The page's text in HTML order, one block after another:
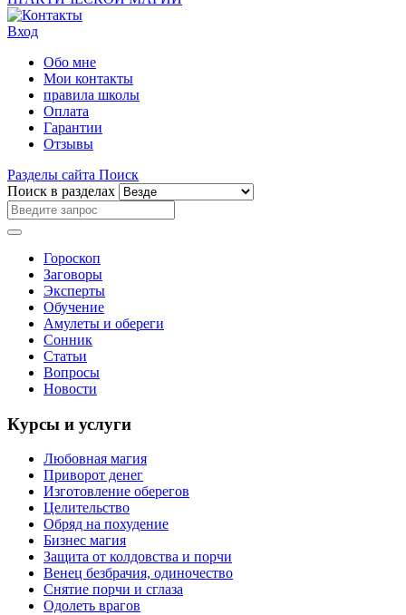
Вход
Обо мне
Мои контакты
правила школы
Оплата
Гарантии
Отзывы
Разделы сайта Поиск
Поиск в разделах
Гороскоп
Заговоры
Эксперты
Обучение
Амулеты и обереги
Сонник
Статьи
Вопросы
Новости
Курсы и услуги
Любовная магия
Приворот денег
Изготовление оберегов
Целительство
Обряд на похудение
Бизнес магия
Защита от колдовства и порчи
Венец безбрачия, одиночество
Снятие порчи и сглаза
Одолеть врагов